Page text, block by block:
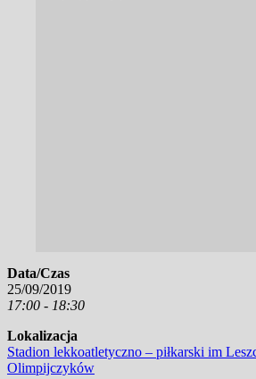
Data/Czas
25/09/2019
17:00 - 18:30
Lokalizacja
Stadion lekkoatletyczno – piłkarski im
Olimpijczyków